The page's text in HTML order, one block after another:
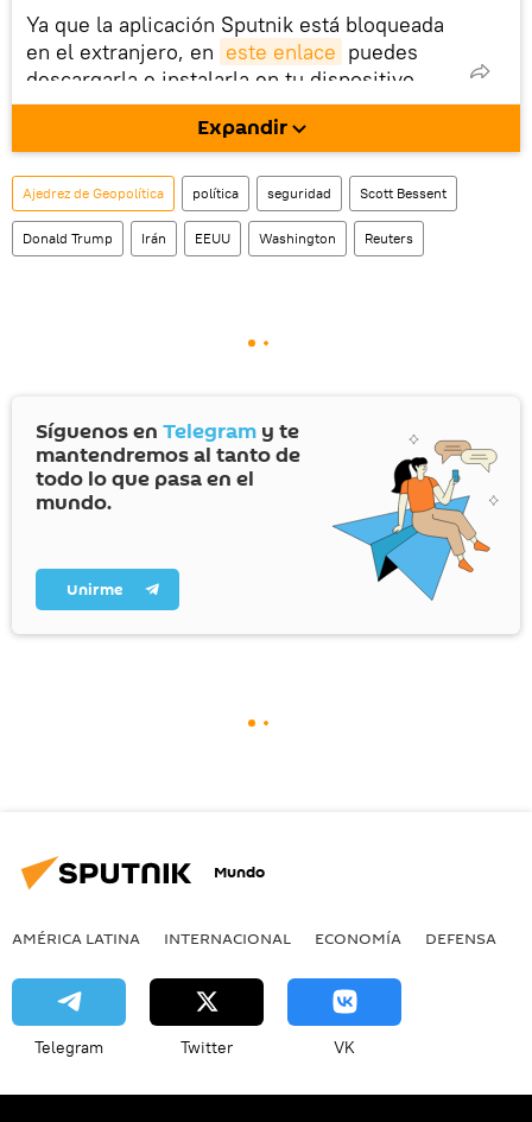
Ya que la aplicación Sputnik está bloqueada
en el extranjero, en este enlace puedes
descargarla e instalarla en tu dispositivo
móvil (¡solo para Android!).
También tenemos una cuenta en la red
social rusa VK .
Expandir
Ajedrez de Geopolítica política seguridad Scott Bessent
Donald Trump Irán EEUU Washington Reuters
Síguenos en Telegram y te
mantendremos al tanto de
todo lo que pasa en el
mundo.
Unirme
Mundo
AMÉRICA LATINA INTERNACIONAL ECONOMÍA DEFENSA
Telegram Twitter VK